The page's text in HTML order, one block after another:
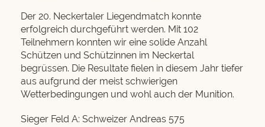
Der 20. Neckertaler Liegendmatch konnte
erfolgreich durchgeführt werden. Mit 102
Teilnehmern konnten wir eine solide Anzahl
Schützen und Schützinnen im Neckertal
begrüssen. Die Resultate fielen in diesem Jahr tiefer
aus aufgrund der meist schwierigen
Wetterbedingungen und wohl auch der Munition.
Sieger Feld A: Schweizer Andreas 575